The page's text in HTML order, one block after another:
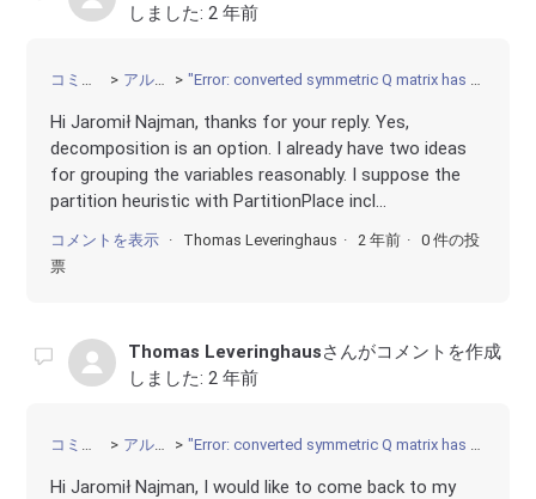
しました:2 年前
アルゴリズム "Error: converted symmetric Q matrix has more than two billion nonzeros" despite bilinear terms with binaries
Hi Jaromił Najman, thanks for your reply. Yes,
decomposition is an option. I already have two ideas
for grouping the variables reasonably. I suppose the
partition heuristic with PartitionPlace incl...
コメントを表示 Thomas Leveringhaus 2 年前
0 件の投
票
Thomas Leveringhausさんがコメントを作成
しました:2 年前
アルゴリズム "Error: converted symmetric Q matrix has more than two billion nonzeros" despite bilinear terms with binaries
Hi Jaromił Najman, I would like to come back to my